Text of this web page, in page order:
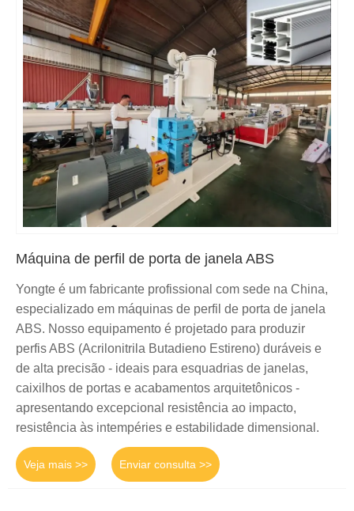
Máquina de perfil de porta de janela ABS
Yongte é um fabricante profissional com sede na China,
especializado em máquinas de perfil de porta de janela
ABS. Nosso equipamento é projetado para produzir
perfis ABS (Acrilonitrila Butadieno Estireno) duráveis ​​e
de alta precisão - ideais para esquadrias de janelas,
caixilhos de portas e acabamentos arquitetônicos -
apresentando excepcional resistência ao impacto,
resistência às intempéries e estabilidade dimensional.
Veja mais >> Enviar consulta >>